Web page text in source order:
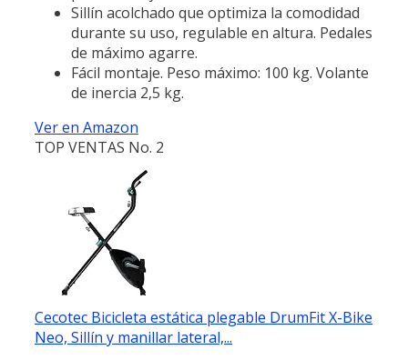
Sillín acolchado que optimiza la comodidad
durante su uso, regulable en altura. Pedales
de máximo agarre.
Fácil montaje. Peso máximo: 100 kg. Volante
de inercia 2,5 kg.
Ver en Amazon
TOP VENTAS No. 2
Cecotec Bicicleta estática plegable DrumFit X-Bike
Neo, Sillín y manillar lateral,...